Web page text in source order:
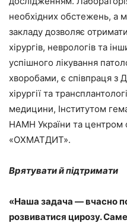
необхідних обстежень, а
закладу дозволяє
хірургів, неврологів та
успішного лікування
хворобами, є співпраця з
хірургії та
медицини, Інститутом
НАМН України та
«ОХМАТДИТ».
Врятувати й підтримати
«Наша задача — вчасно
розвиватися цирозу.